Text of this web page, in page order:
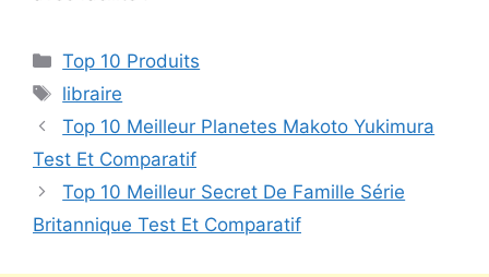
Top 10 Produits
libraire
Top 10 Meilleur Planetes Makoto Yukimura
Test Et Comparatif
Top 10 Meilleur Secret De Famille Série
Britannique Test Et Comparatif